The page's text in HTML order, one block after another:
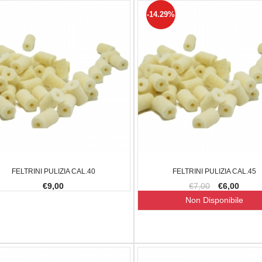
G
CARICHINO MAGLULA UPLULA 9MM
BALLISTOL
FELTRINI PULIZIA CAL.40
€9,00
FELTRINI PULIZIA CAL.45
€7,00 €6,00
-14.29%
Non Disponibile